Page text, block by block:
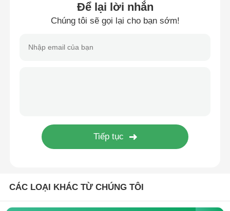
tấm polypropylene
Ống PP
Để lại lời nhắn
Chúng tôi sẽ gọi lại cho bạn sớm!
CÁC LOẠI KHÁC TỪ CHÚNG TÔI